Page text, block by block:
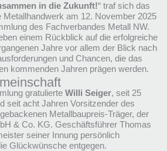
in die Zukunft!“ traf sich das
Metallhandwerk am 12. November 2025
des Fachverbandes Metall NW.
einem Rückblick auf die erfolgreiche
Jahre vor allem der Blick nach
und Chancen, die das
kommenden Jahren prägen werden.
gratulierte Willi Seiger, seit 25
seit acht Jahren Vorsitzender des
Metallbaupreis-Träger, der
& Co. KG. Geschäftsführer Thomas
seiner Innung persönlich
Glückwünsche entgegen.